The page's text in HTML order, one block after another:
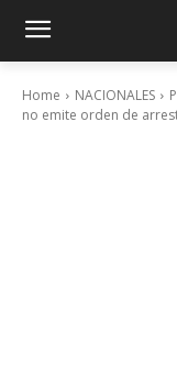
Home NACIONALES
no emite orden de